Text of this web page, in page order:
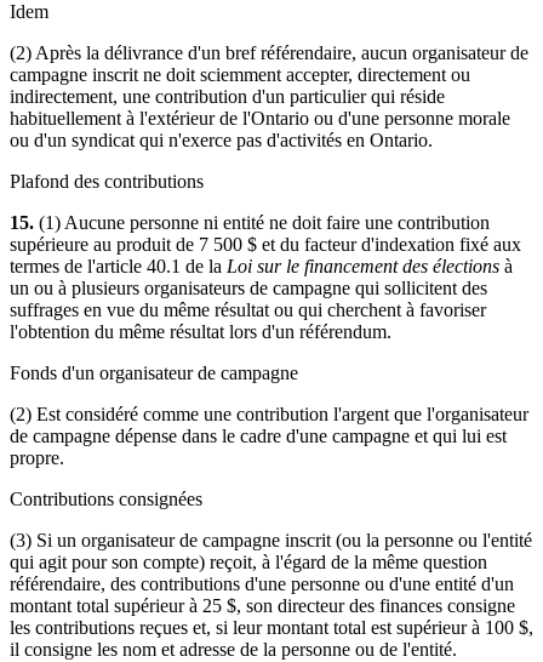
Idem
(2) Après la délivrance d'un bref référendaire, aucun organisateur de
campagne inscrit ne doit sciemment accepter, directement ou
indirectement, une contribution d'un particulier qui réside
habituellement à l'extérieur de l'Ontario ou d'une personne morale
ou d'un syndicat qui n'exerce pas d'activités en Ontario.
Plafond des contributions
15. (1) Aucune personne ni entité ne doit faire une contribution
supérieure au produit de 7 500 $ et du facteur d'indexation fixé aux
termes de l'article 40.1 de la Loi sur le financement des élections à
un ou à plusieurs organisateurs de campagne qui sollicitent des
suffrages en vue du même résultat ou qui cherchent à favoriser
l'obtention du même résultat lors d'un référendum.
Fonds d'un organisateur de campagne
(2) Est considéré comme une contribution l'argent que l'organisateur
de campagne dépense dans le cadre d'une campagne et qui lui est
propre.
Contributions consignées
(3) Si un organisateur de campagne inscrit (ou la personne ou l'entité
qui agit pour son compte) reçoit, à l'égard de la même question
référendaire, des contributions d'une personne ou d'une entité d'un
montant total supérieur à 25 $, son directeur des finances consigne
les contributions reçues et, si leur montant total est supérieur à 100 $,
il consigne les nom et adresse de la personne ou de l'entité.